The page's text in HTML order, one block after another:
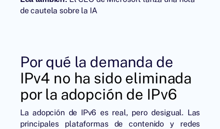
de cautela sobre la IA
Por qué la demanda de
IPv4 no ha sido eliminada
por la adopción de IPv6
La adopción de IPv6 es real, pero desigual. Las
principales plataformas de contenido y redes